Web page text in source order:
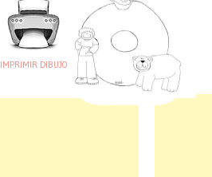
IMPRIMIR DIBUJO